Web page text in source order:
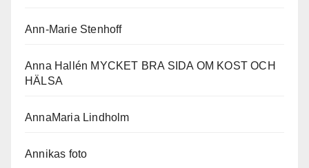
Ann-Marie Stenhoff
Anna Hallén MYCKET BRA SIDA OM KOST OCH
HÄLSA
AnnaMaria Lindholm
Annikas foto